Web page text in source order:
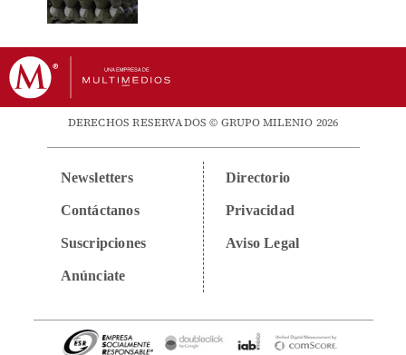
DERECHOS RESERVADOS © GRUPO MILENIO 2026
Newsletters
Contáctanos
Suscripciones
Anúnciate
Directorio
Privacidad
Aviso Legal